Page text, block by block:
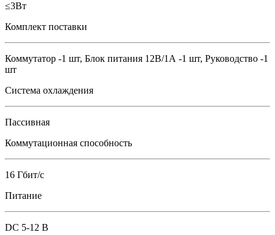
≤3Вт
Комплект поставки
Коммутатор -1 шт, Блок питания 12В/1А -1 шт, Руководство -1
шт
Система охлаждения
Пассивная
Коммутационная способность
16 Гбит/с
Питание
DC 5-12 В